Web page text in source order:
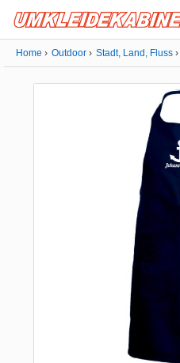
Home Outdoor Stadt, Land, Fluss